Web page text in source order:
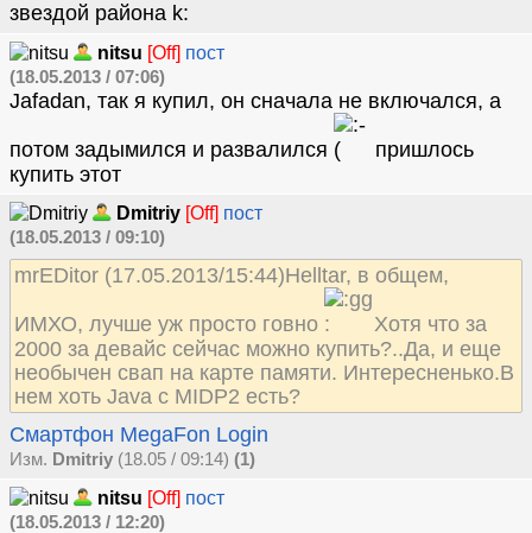
звездой района
nitsu [Off] пост
(18.05.2013 / 07:06)
Jafadan, так я купил, он сначала не включался, а
потом задымился и развалился
пришлось
купить этот
Dmitriy [Off] пост
(18.05.2013 / 09:10)
mrEDitor (17.05.2013/15:44)Helltar, в общем,
ИМХО, лучше уж просто говно
Хотя что за
2000 за девайс сейчас можно купить?..Да, и еще
необычен свап на карте памяти. Интересненько.В
нем хоть Java с MIDP2 есть?
Смартфон MegaFon Login
Изм. Dmitriy (18.05 / 09:14) (1)
nitsu [Off] пост
(18.05.2013 / 12:20)